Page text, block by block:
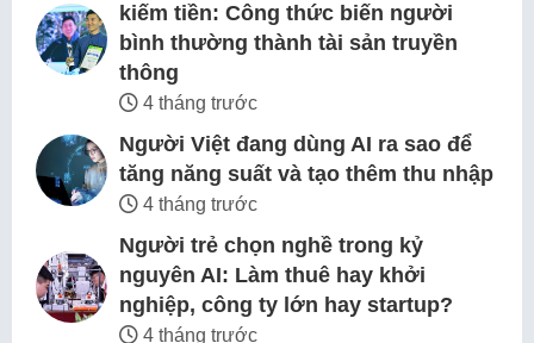
kiếm tiền: Công thức biến người
bình thường thành tài sản truyền
thông
4 tháng trước
Người Việt đang dùng AI ra sao để
tăng năng suất và tạo thêm thu nhập
4 tháng trước
Người trẻ chọn nghề trong kỷ
nguyên AI: Làm thuê hay khởi
nghiệp, công ty lớn hay startup?
4 tháng trước